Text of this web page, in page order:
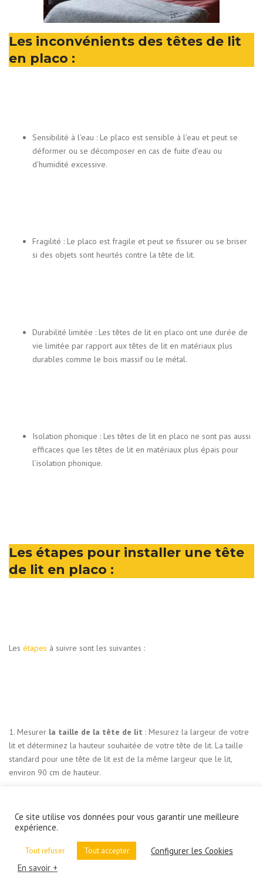
Les inconvénients des têtes de lit
en placo :
Sensibilité à l’eau : Le placo est sensible à l’eau et peut se
déformer ou se décomposer en cas de fuite d’eau ou
d’humidité excessive.
Fragilité : Le placo est fragile et peut se fissurer ou se briser
si des objets sont heurtés contre la tête de lit.
Durabilité limitée : Les têtes de lit en placo ont une durée de
vie limitée par rapport aux têtes de lit en matériaux plus
durables comme le bois massif ou le métal.
Isolation phonique : Les têtes de lit en placo ne sont pas aussi
efficaces que les têtes de lit en matériaux plus épais pour
l’isolation phonique.
Les étapes pour installer une tête
de lit en placo :
Les étapes à suivre sont les suivantes :
1. Mesurer la taille de la tête de lit : Mesurez la largeur de votre
lit et déterminez la hauteur souhaitée de votre tête de lit. La taille
standard pour une tête de lit est de la même largeur que le lit,
environ 90 cm de hauteur.
2. Acheter lematériel nécessaire
: Achetez les matériaux
nécessaires à la construction de votre tête de lit en placo, y compris
Ce site utilise vos données pour vous garantir une meilleure
expérience.
Tout refuser Tout accepter
Configurer les Cookies
En savoir +